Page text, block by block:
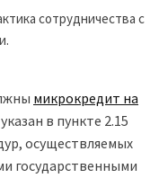
сотрудничества с
микрокредит на
в пункте 2.15
осуществляемых
государственными